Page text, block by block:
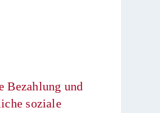
Bezahlung und
soziale